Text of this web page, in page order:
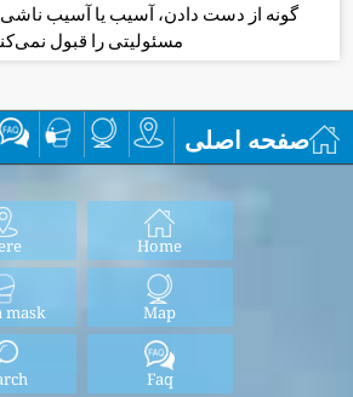
گونه از دست دادن، آسیب یا آسیب
مسئولیتی را قبول
صفحه اصلی
Home
Map
mask!
Faq